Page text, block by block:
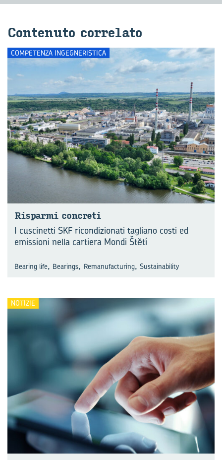
Con­te­nu­to cor­re­la­to
COMPETENZA INGEGNERISTICA
Ri­spar­mi con­cre­ti
I cuscinetti SKF ricondizionati tagliano costi ed
emissioni nella cartiera Mondi Štĕtí
Bearing life, Bearings, Remanufacturing, Sustainability
NOTIZIE